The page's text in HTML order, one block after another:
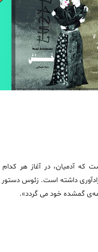
که آدمیان‌، در آغاز هر
داشته است. زئوس دستور
گمشده خود می گردد».